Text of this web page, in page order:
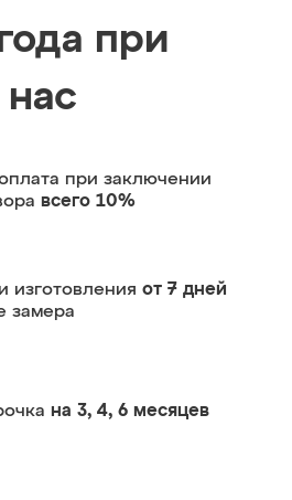
при
нас
при заключении
всего 10%
изготовления от 7 дней
замера
на 3, 4, 6 месяцев